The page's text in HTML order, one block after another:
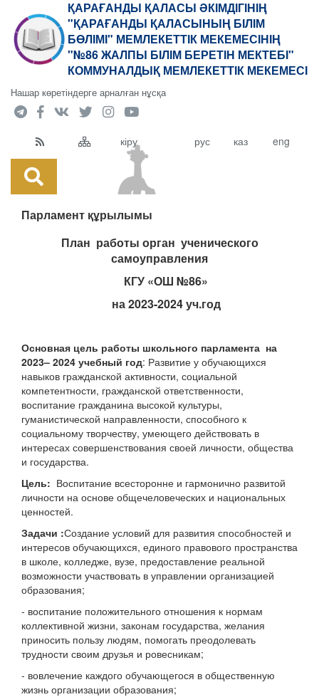
ҚАРАҒАНДЫ ҚАЛАСЫ ӘКІМДІГІНІҢ
"ҚАРАҒАНДЫ ҚАЛАСЫНЫҢ БІЛІМ
БӨЛІМІ" МЕМЛЕКЕТТІК МЕКЕМЕСІНІҢ
"№86 ЖАЛПЫ БІЛІМ БЕРЕТІН МЕКТЕБІ"
КОММУНАЛДЫҚ МЕМЛЕКЕТТІК МЕКЕМЕСІ
Нашар көретіндерге арналған нұсқа
кіру рус каз eng
Парламент құрылымы
План работы орган ученического
самоуправления
КГУ «ОШ №86»
на 2023-2024 уч.год
Основная цель работы школьного парламента на
2023– 2024 учебный год: Развитие у обучающихся
навыков гражданской активности, социальной
компетентности, гражданской ответственности,
воспитание гражданина высокой культуры,
гуманистической направленности, способного к
социальному творчеству, умеющего действовать в
интересах совершенствования своей личности, общества
и государства.
Цель: Воспитание всесторонне и гармонично развитой
личности на основе общечеловеческих и национальных
ценностей.
Задачи :Создание условий для развития способностей и
интересов обучающихся, единого правового пространства
в школе, колледже, вузе, предоставление реальной
возможности участвовать в управлении организацией
образования;
- воспитание положительного отношения к нормам
коллективной жизни, законам государства, желания
приносить пользу людям, помогать преодолевать
трудности своим друзья и ровесникам;
- вовлечение каждого обучающегося в общественную
жизнь организации образования;